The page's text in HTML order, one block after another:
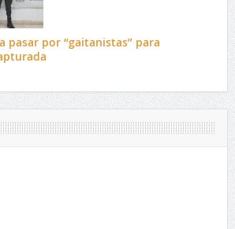
pasar por “gaitanistas” para